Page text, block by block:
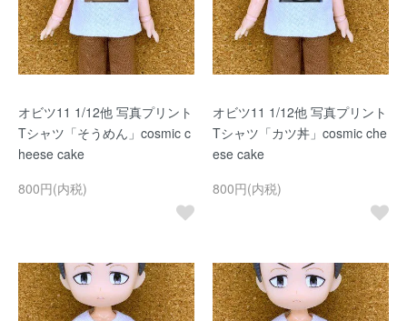
オビツ11 1/12他 写真プリント
Tシャツ「そうめん」cosmic c
heese cake
800円(内税)
オビツ11 1/12他 写真プリント
Tシャツ「カツ丼」cosmic che
ese cake
800円(内税)